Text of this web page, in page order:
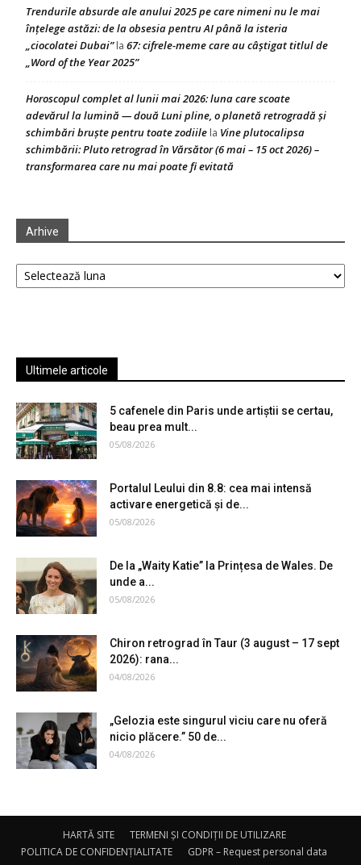
Trendurile absurde ale anului 2025 pe care nimeni nu le mai
înțelege astăzi: de la obsesia pentru AI până la isteria
„ciocolatei Dubai”la 67: cifrele-meme care au câștigat titlul de
„Word of the Year 2025”
Horoscopul complet al lunii mai 2026: luna care scoate
adevărul la lumină — două Luni pline, o planetă retrogradă și
schimbări bruște pentru toate zodiile la Vine plutocalipsa
schimbării: Pluto retrograd în Vărsător (6 mai – 15 oct 2026) –
transformarea care nu mai poate fi evitată
Arhive
Arhive
Ultimele articole
5 cafenele din Paris unde artiștii se certau,
beau prea mult...
05/08/2026
Portalul Leului din 8.8: cea mai intensă
activare energetică și de...
05/08/2026
De la „Waity Katie” la Prințesa de Wales. De
unde a...
05/08/2026
Chiron retrograd în Taur (3 august – 17 sept
2026): rana...
04/08/2026
„Gelozia este singurul viciu care nu oferă
nicio plăcere.” 50 de...
04/08/2026
HARTĂ SITE
TERMENI ȘI CONDIȚII DE UTILIZARE
POLITICA DE CONFIDENȚIALITATE
GDPR – Request personal data